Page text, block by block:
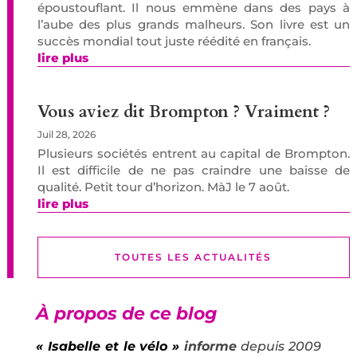
époustouflant. Il nous emmène dans des pays à
l’aube des plus grands malheurs. Son livre est un
succès mondial tout juste réédité en français.
lire plus
Vous aviez dit Brompton ? Vraiment ?
Juil 28, 2026
Plusieurs sociétés entrent au capital de Brompton.
Il est difficile de ne pas craindre une baisse de
qualité. Petit tour d’horizon. MàJ le 7 août.
lire plus
TOUTES LES ACTUALITÉS
À propos de ce blog
« Isabelle et le vélo » informe depuis 2009